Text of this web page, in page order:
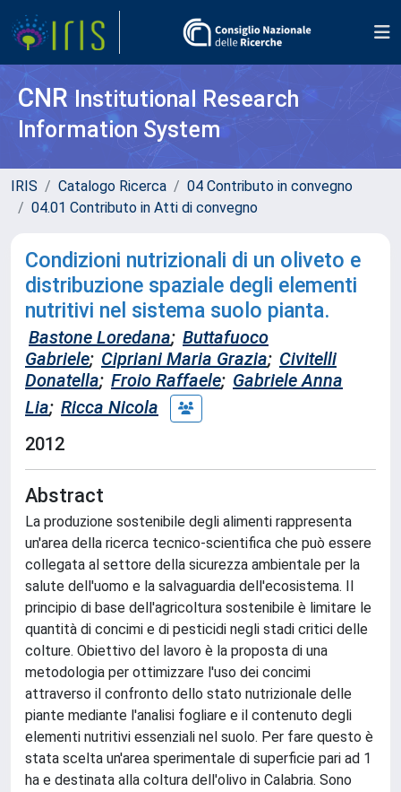
CNR Institutional Research
Information System
IRIS Catalogo Ricerca
04 Contributo in convegno
04.01 Contributo in Atti di convegno
Condizioni nutrizionali di un oliveto e
distribuzione spaziale degli elementi
nutritivi nel sistema suolo pianta.
Bastone Loredana; Buttafuoco
Gabriele; Cipriani Maria Grazia; Civitelli
Donatella; Froio Raffaele; Gabriele Anna
Lia; Ricca Nicola
2012
Abstract
La produzione sostenibile degli alimenti rappresenta
un'area della ricerca tecnico-scientifica che può essere
collegata al settore della sicurezza ambientale per la
salute dell'uomo e la salvaguardia dell'ecosistema. Il
principio di base dell'agricoltura sostenibile è limitare le
quantità di concimi e di pesticidi negli stadi critici delle
colture. Obiettivo del lavoro è la proposta di una
metodologia per ottimizzare l'uso dei concimi
attraverso il confronto dello stato nutrizionale delle
piante mediante l'analisi fogliare e il contenuto degli
elementi nutritivi essenziali nel suolo. Per fare questo è
stata scelta un'area sperimentale di superficie pari ad 1
ha e destinata alla coltura dell'olivo in Calabria. Sono